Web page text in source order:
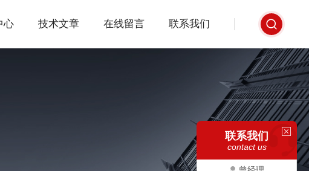
心 技术文章 在线留言 联系我们
联系我们
contact us